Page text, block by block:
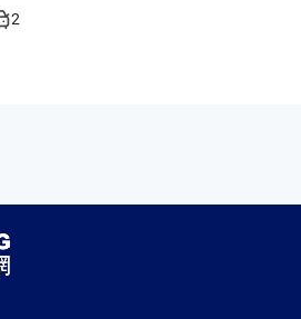
2
專頁